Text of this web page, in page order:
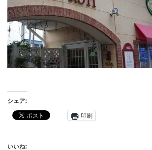
シェア:
印刷
いいね: